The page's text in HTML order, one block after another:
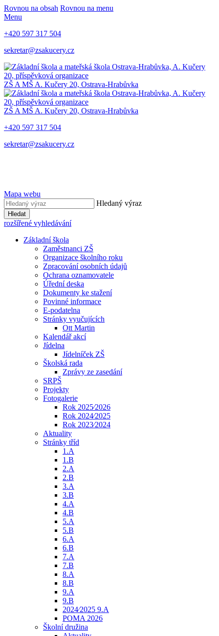
Rovnou na obsah Rovnou na menu
Menu
+420 597 317 504
sekretar@zsakucery.cz
ZŠ A MŠ A. Kučery 20, Ostrava-Hrabůvka
ZŠ A MŠ A. Kučery 20, Ostrava-Hrabůvka
+420 597 317 504
sekretar@zsakucery.cz
Mapa webu
Hledaný výraz
Hledat
rozšířené vyhledávání
Základní škola
Zaměstnanci ZŠ
Organizace školního roku
Zpracování osobních údajů
Ochrana oznamovatele
Úřední deska
Dokumenty ke stažení
Povinné informace
E-podatelna
Stránky vyučujících
Ott Martin
Kalendář akcí
Jídelna
Jídelníček ZŠ
Školská rada
Zprávy ze zasedání
SRPŠ
Projekty
Fotogalerie
Rok 2025⁄2026
Rok 2024⁄2025
Rok 2023⁄2024
Aktuality
Stránky tříd
1.A
1.B
2.A
2.B
3.A
3.B
4.A
4.B
5.A
5.B
6.A
6.B
7.A
7.B
8.A
8.B
9.A
9.B
2024⁄2025 9.A
POMA 2026
Školní družina